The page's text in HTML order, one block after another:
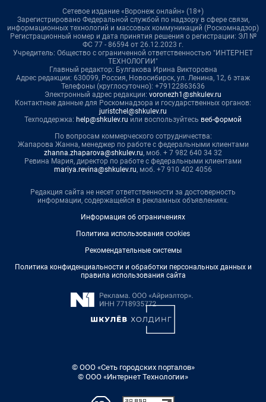
Сетевое издание «Воронеж онлайн» (18+)
Зарегистрировано Федеральной службой по надзору в сфере связи,
информационных технологий и массовых коммуникаций (Роскомнадзор)
Регистрационный номер и дата принятия решения о регистрации: ЭЛ №
ФС 77 - 86594 от 26.12.2023 г.
Учредитель: Общество с ограниченной ответственностью "ИНТЕРНЕТ
ТЕХНОЛОГИИ"
Главный редактор: Булгакова Ирина Викторовна
Адрес редакции: 630099, Россия, Новосибирск, ул. Ленина, 12, 6 этаж
Телефоны (круглосуточно): +79122863636
Электронный адрес редакции: voronezh1@shkulev.ru
Контактные данные для Роскомнадзора и государственных органов:
juristchel@shkulev.ru
Техподдержка: help@shkulev.ru или воспользуйтесь веб-формой
По вопросам коммерческого сотрудничества:
Жапарова Жанна, менеджер по работе с федеральными клиентами
zhanna.zhaparova@shkulev.ru, моб. + 7 982 640 34 32
Ревина Мария, директор по работе с федеральными клиентами
mariya.revina@shkulev.ru, моб. +7 910 402 4056
Редакция сайта не несет ответственности за достоверность
информации, содержащейся в рекламных объявлениях.
Информация об ограничениях
Политика использования cookies
Рекомендательные системы
Политика конфиденциальности и обработки персональных данных и
правила использования сайта
© ООО «Сеть городских порталов»
© ООО «Интернет Технологии»